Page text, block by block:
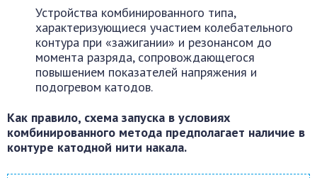
Устройства комбинированного типа,
характеризующиеся участием колебательного
контура при «зажигании» и резонансом до
момента разряда, сопровождающегося
повышением показателей напряжения и
подогревом катодов.
Как правило, схема запуска в условиях
комбинированного метода предполагает наличие в
контуре катодной нити накала.